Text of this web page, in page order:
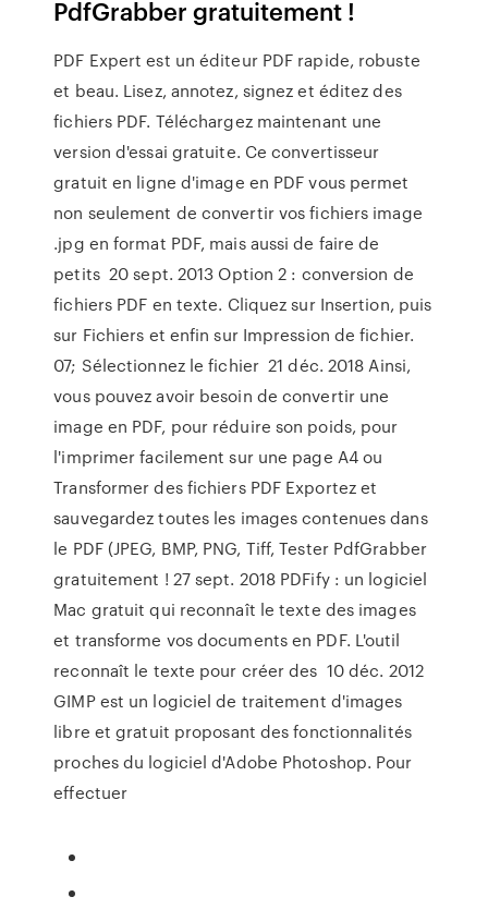
PdfGrabber gratuitement !
PDF Expert est un éditeur PDF rapide, robuste
et beau. Lisez, annotez, signez et éditez des
fichiers PDF. Téléchargez maintenant une
version d'essai gratuite. Ce convertisseur
gratuit en ligne d'image en PDF vous permet
non seulement de convertir vos fichiers image
.jpg en format PDF, mais aussi de faire de
petits 20 sept. 2013 Option 2 : conversion de
fichiers PDF en texte. Cliquez sur Insertion, puis
sur Fichiers et enfin sur Impression de fichier.
07; Sélectionnez le fichier 21 déc. 2018 Ainsi,
vous pouvez avoir besoin de convertir une
image en PDF, pour réduire son poids, pour
l'imprimer facilement sur une page A4 ou
Transformer des fichiers PDF Exportez et
sauvegardez toutes les images contenues dans
le PDF (JPEG, BMP, PNG, Tiff, Tester PdfGrabber
gratuitement ! 27 sept. 2018 PDFify : un logiciel
Mac gratuit qui reconnaît le texte des images
et transforme vos documents en PDF. L'outil
reconnaît le texte pour créer des 10 déc. 2012
GIMP est un logiciel de traitement d'images
libre et gratuit proposant des fonctionnalités
proches du logiciel d'Adobe Photoshop. Pour
effectuer